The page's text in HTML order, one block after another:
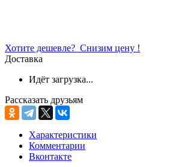
Хотите дешевле? Снизим цену !
Доставка
Идёт загрузка...
Рассказать друзьям
Характеристики
Комментарии
Вконтакте